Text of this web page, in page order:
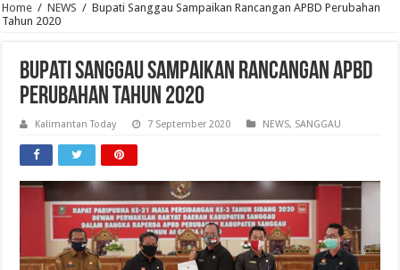
Home / NEWS / Bupati Sanggau Sampaikan Rancangan APBD Perubahan
Tahun 2020
Bupati Sanggau Sampaikan Rancangan APBD
Perubahan Tahun 2020
Kalimantan Today 7 September 2020 NEWS, SANGGAU